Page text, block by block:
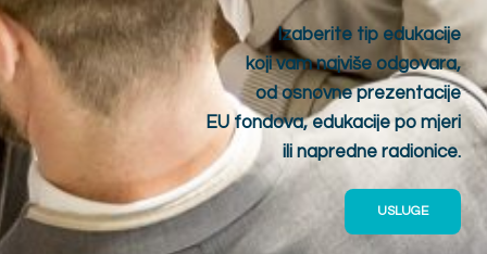
Izaberite tip edukacije
koji vam najviše odgovara,
od osnovne prezentacije
EU fondova, edukacije po mjeri
ili napredne radionice.
USLUGE